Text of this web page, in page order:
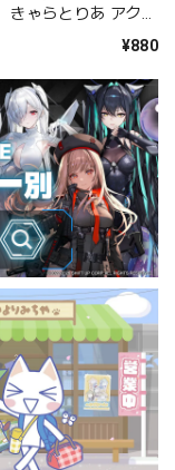
きゃらとりあ アクリ
バー/パッションリ
¥880